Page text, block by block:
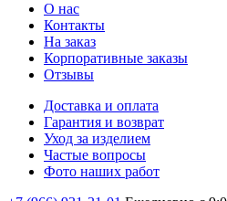
О нас
Контакты
На заказ
Корпоративные заказы
Отзывы
Доставка и оплата
Гарантия и возврат
Уход за изделием
Частые вопросы
Фото наших работ